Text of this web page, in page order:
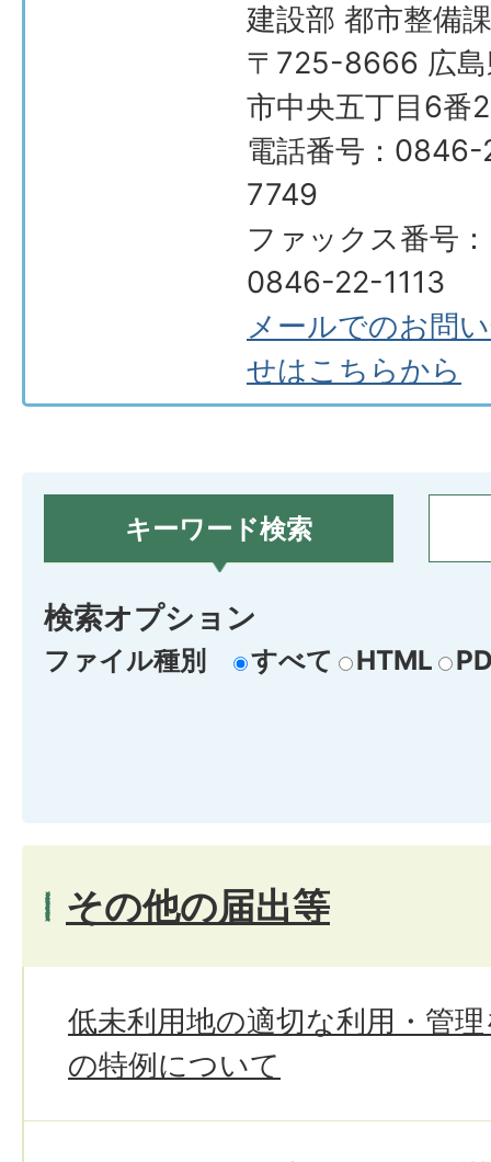
建設部 都市整備課
〒725-8666 広島
市中央五丁目6番
電話番号：
7749
ファックス番号：
0846-22-1113
メールでのお問
せはこちらから
キーワード検索
検索オプション
ファイル種別 すべて HTML
その他の届出等
低未利用地の適切な利用・管
の特例について